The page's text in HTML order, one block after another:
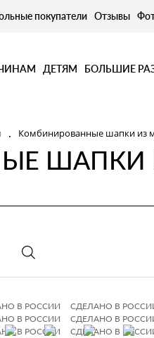
покупатели Отзывы
ДЕТЯМ БОЛЬШИЕ
. Комбинированные шапки из
ШАПКИ
В РОССИИ СДЕЛАНО В
В РОССИИ
СДЕЛАНО В
В РОССИИ
СДЕЛАНО В